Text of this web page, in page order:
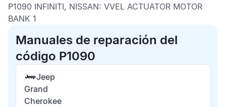
P1090 INFINITI, NISSAN: VVEL ACTUATOR MOTOR
BANK 1
Manuales de reparación del
código P1090
Jeep
Grand
Cherokee